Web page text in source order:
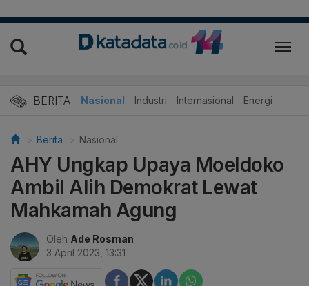
BERITA Nasional Industri Internasional Energi
Berita Nasional
AHY Ungkap Upaya Moeldoko
Ambil Alih Demokrat Lewat
Mahkamah Agung
Oleh Ade Rosman
3 April 2023, 13:31